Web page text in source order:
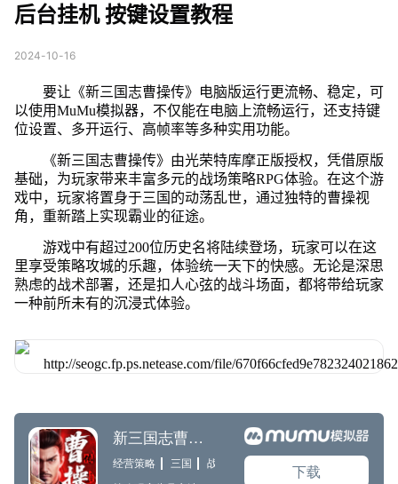
后台挂机 按键设置教程
2024-10-16
要让《新三国志曹操传》电脑版运行更流畅、稳定，可
以使用MuMu模拟器，不仅能在电脑上流畅运行，还支持键
位设置、多开运行、高帧率等多种实用功能。
《新三国志曹操传》由光荣特库摩正版授权，凭借原版
基础，为玩家带来丰富多元的战场策略RPG体验。在这个游
戏中，玩家将置身于三国的动荡乱世，通过独特的曹操视
角，重新踏上实现霸业的征途。
游戏中有超过200位历史名将陆续登场，玩家可以在这
里享受策略攻城的乐趣，体验统一天下的快感。无论是深思
熟虑的战术部署，还是扣人心弦的战斗场面，都将带给玩家
一种前所未有的沉浸式体验。